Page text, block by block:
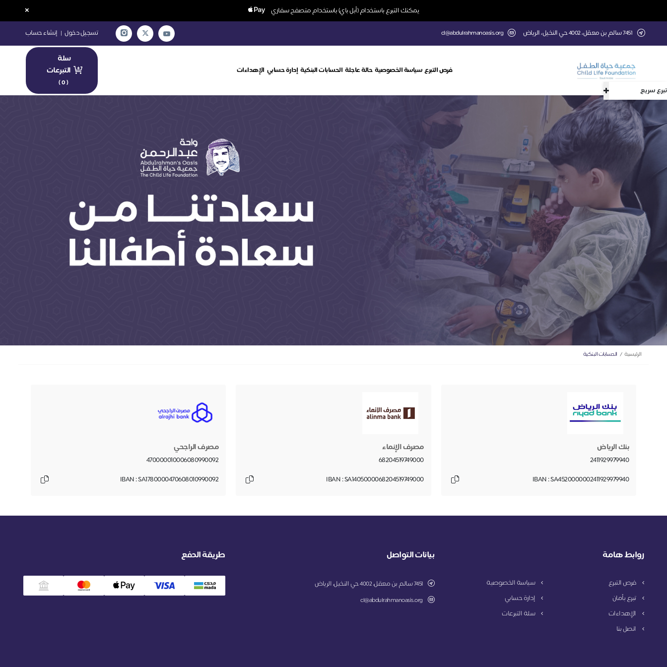
يمكنك التبرع باستخدام (أبل باي) باستخدام متصفح سفاري ×
تبرع سريع
7451 سالم بن معقل، 4002 حي النخيل، الرياض cl@abdulrahmanoasis.org تسجيل دخول | إنشاء حساب
فرص التبرع سياسة الخصوصية حالة عاجلة الحسابات البنكية إدارة حسابي الإهداءات
سلة
التبرعات
(
0
)
الرئيسية الحسابات البنكية
بنك الریاض
2411929979940
IBAN : SA4520000002411929979940
مصرف الإنماء
68204519749000
IBAN : SA1405000068204519749000
مصرف الراجحي
470000010006080990092
IBAN : SA1780000470608010990092
روابط هامة
فرص التبرع
سياسة الخصوصية
تبرع بأمان
إدارة حسابي
الإهداءات
سلة التبرعات
اتصل بنا
بيانات التواصل
7451 سالم بن معقل، 4002 حي النخيل، الرياض
cl@abdulrahmanoasis.org
طريقة الدفع